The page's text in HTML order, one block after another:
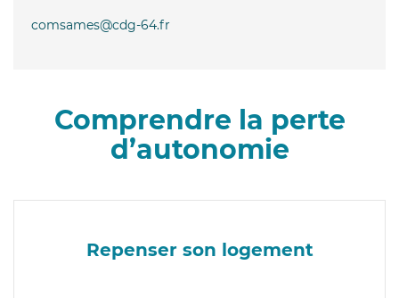
comsames@cdg-64.fr
Comprendre la perte
d’autonomie
Repenser son logement